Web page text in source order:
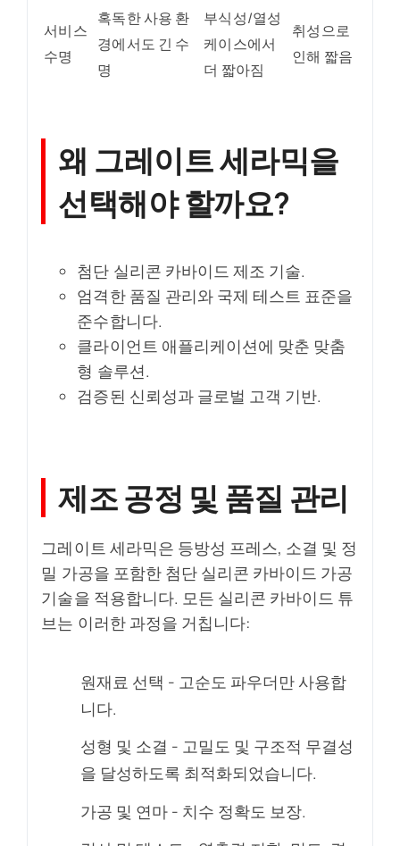
서비스
수명
혹독한 사용 환
경에서도 긴 수
명
부식성/열성
케이스에서
더 짧아짐
취성으로
인해 짧음
왜 그레이트 세라믹을
선택해야 할까요?
첨단 실리콘 카바이드 제조 기술.
엄격한 품질 관리와 국제 테스트 표준을
준수합니다.
클라이언트 애플리케이션에 맞춘 맞춤
형 솔루션.
검증된 신뢰성과 글로벌 고객 기반.
제조 공정 및 품질 관리
그레이트 세라믹은 등방성 프레스, 소결 및 정
밀 가공을 포함한 첨단 실리콘 카바이드 가공
기술을 적용합니다. 모든 실리콘 카바이드 튜
브는 이러한 과정을 거칩니다:
원재료 선택 - 고순도 파우더만 사용합
니다.
성형 및 소결 - 고밀도 및 구조적 무결성
을 달성하도록 최적화되었습니다.
가공 및 연마 - 치수 정확도 보장.